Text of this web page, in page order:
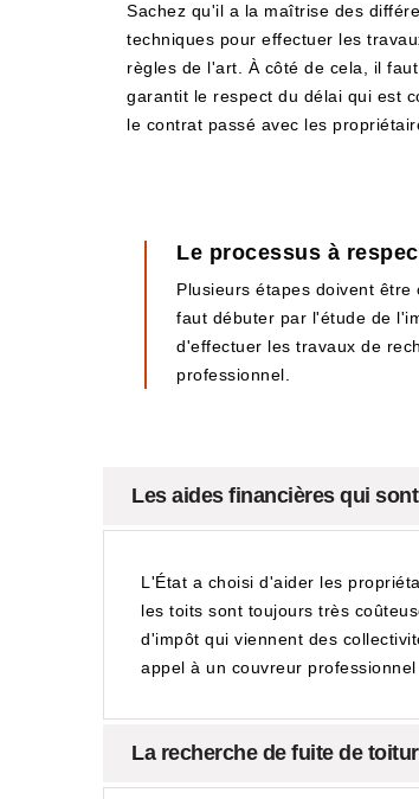
Sachez qu'il a la maîtrise des
techniques pour effectuer les
règles de l'art. À côté de cela, il
garantit le respect du délai qui est
le contrat passé avec les
Le processus à
Plusieurs étapes doivent
faut débuter par l'étude de
d'effectuer les travaux de
professionnel.
Les aides financières qui
L'État a choisi d'aider les
les toits sont toujours très
d'impôt qui viennent des
appel à un couvreur
La recherche de fuite de